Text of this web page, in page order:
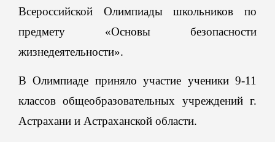
Всероссийской Олимпиады школьников по
предмету «Основы безопасности
жизнедеятельности».
В Олимпиаде приняло участие ученики 9-11
классов общеобразовательных учреждений г.
Астрахани и Астраханской области.